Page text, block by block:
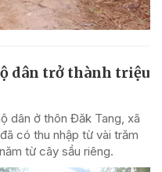
dân trở thành triệu
dân ở thôn Đăk Tang, xã
có thu nhập từ vài trăm
từ cây sầu riêng.